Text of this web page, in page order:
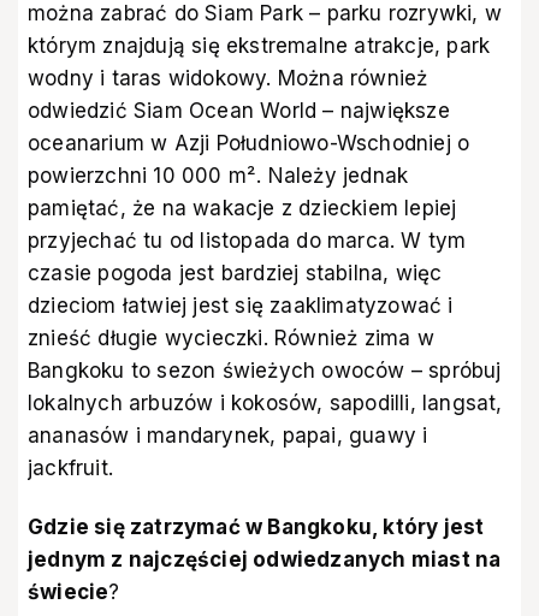
można zabrać do Siam Park – parku rozrywki, w
którym znajdują się ekstremalne atrakcje, park
wodny i taras widokowy. Można również
odwiedzić Siam Ocean World – największe
oceanarium w Azji Południowo-Wschodniej o
powierzchni 10 000 m². Należy jednak
pamiętać, że na wakacje z dzieckiem lepiej
przyjechać tu od listopada do marca. W tym
czasie pogoda jest bardziej stabilna, więc
dzieciom łatwiej jest się zaaklimatyzować i
znieść długie wycieczki. Również zima w
Bangkoku to sezon świeżych owoców – spróbuj
lokalnych arbuzów i kokosów, sapodilli, langsat,
ananasów i mandarynek, papai, guawy i
jackfruit.
Gdzie się zatrzymać w Bangkoku, który jest
jednym z najczęściej odwiedzanych miast na
świecie?